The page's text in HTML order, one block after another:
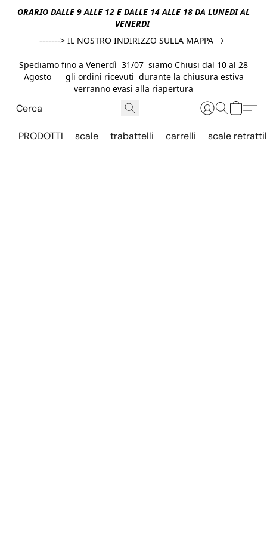
ORARIO DALLE 9 ALLE 12 E DALLE 14 ALLE 18 DA LUNEDI AL
VENERDI
-------> IL NOSTRO INDIRIZZO SULLA MAPPA
Spediamo fino a Venerdì 31/07 siamo Chiusi dal 10 al 28
Agosto gli ordini ricevuti durante la chiusura estiva
verranno evasi alla riapertura
PRODOTTI scale trabattelli carrelli scale